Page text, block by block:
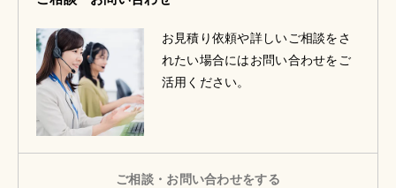
お見積り依頼や詳しいご相談をさ
れたい場合にはお問い合わせをご
活用ください。
ご相談・お問い合わせをする